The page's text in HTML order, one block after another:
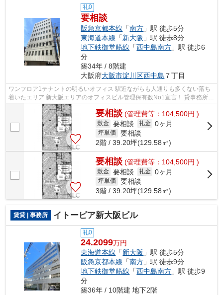
礼0
要相談
阪急京都本線 「南方 」駅 徒歩5分
東海道本線 「新大阪 」駅 徒歩8分
地下鉄御堂筋線 「西中島南方 」駅 徒歩6
分
築34年 / 8階建
大阪府大阪市淀川区西中島 ７丁目
ワンフロア1テナントの明るいオフィス 駅近ながらも人通りも多くない落ち
着いたエリア 新大阪エリアのオフィスビル管理保有数No1宣言！ 貸事務所・
貸会議室のことならNLC。 オフィスを...
要相談 (管理費等：104,500円 )
敷金 要相談 礼金 0ヶ月
坪単価
要相談
2階 / 39.20坪(129.58㎡)
要相談 (管理費等：104,500円 )
敷金 要相談 礼金 0ヶ月
坪単価
要相談
3階 / 39.20坪(129.58㎡)
賃貸 | 事務所 イトーピア新大阪ビル
礼0
24.2099万円
東海道本線 「新大阪 」駅 徒歩5分
阪急京都本線 「南方 」駅 徒歩9分
地下鉄御堂筋線 「西中島南方 」駅 徒歩9
分
築36年 / 10階建 地下2階